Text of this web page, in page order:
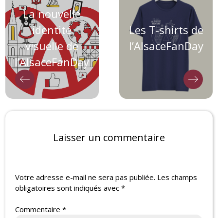
La nouvelle
identité
visuelle de
l’AlsaceFanDay
Les T-shirts de
l’AlsaceFanDay
Laisser un commentaire
Votre adresse e-mail ne sera pas publiée. Les champs
obligatoires sont indiqués avec*
Commentaire*